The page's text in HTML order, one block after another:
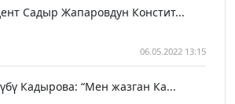
Садыр Жапаровдун Констит...
06.05.2022 13:15
Кадырова: “Мен жазган Ка...